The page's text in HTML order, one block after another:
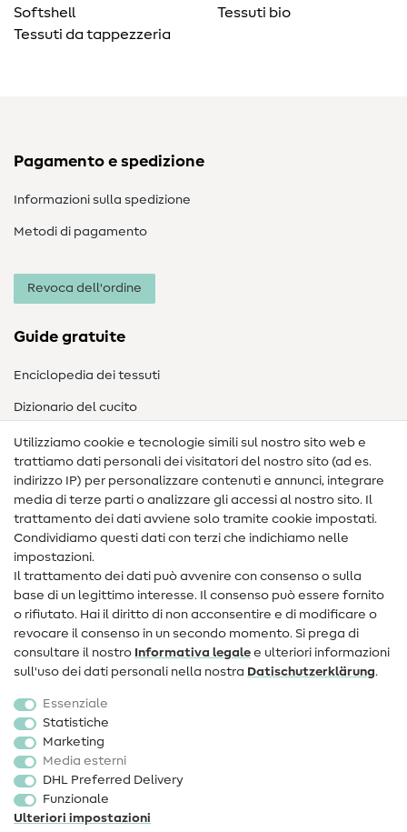
Softshell
Tessuti da tappezzeria
Tessuti bio
Pagamento e spedizione
Informazioni sulla spedizione
Metodi di pagamento
Revoca dell'ordine
Guide gratuite
Enciclopedia dei tessuti
Dizionario del cucito
Nähanleitungen
Assistenza e contatto
Contatto
Informazioni sul nuovo proprietario
FAQ
Diritto di recesso
Popolare
Accessori cucito
Sale
Utilizziamo cookie e tecnologie simili sul nostro sito web e
trattiamo dati personali dei visitatori del nostro sito (ad es.
indirizzo IP) per personalizzare contenuti e annunci, integrare
media di terze parti o analizzare gli accessi al nostro sito. Il
trattamento dei dati avviene solo tramite cookie impostati.
Condividiamo questi dati con terzi che indichiamo nelle
impostazioni.
Il trattamento dei dati può avvenire con consenso o sulla
base di un legittimo interesse. Il consenso può essere fornito
o rifiutato. Hai il diritto di non acconsentire e di modificare o
revocare il consenso in un secondo momento. Si prega di
consultare il nostro Informativa legale e ulteriori informazioni
sull'uso dei dati personali nella nostra Dati­schutz­erklärung.
Essenziale
Statistiche
Marketing
Media esterni
DHL Preferred Delivery
Funzionale
Ulteriori impostazioni